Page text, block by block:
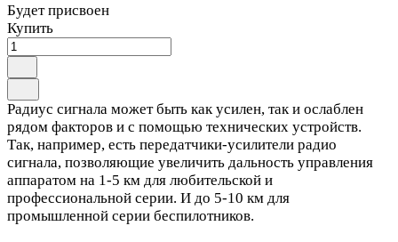
Будет присвоен
Купить
Радиус сигнала может быть как усилен, так и ослаблен
рядом факторов и с помощью технических устройств.
Так, например, есть передатчики-усилители радио
сигнала, позволяющие увеличить дальность управления
аппаратом на 1-5 км для любительской и
профессиональной серии. И до 5-10 км для
промышленной серии беспилотников.